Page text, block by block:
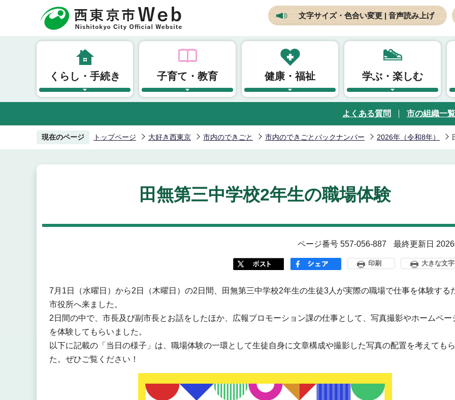
頭
文字サイズ・色合い変更 | 音声読み上げ
くらし・手続き 子育て・教育 健康・福祉 学ぶ・楽しむ
よくある質問 市の組織一覧
現在のページ トップページ 大好き西東京 市内のできごと 市内のできごとバックナンバー 2026年（令和8年）
田無第三中学校2年生の職場体験
ページ番号 557-056-887 最終更新日
印刷 大きな文
7月1日（水曜日）から2日（木曜日）の2日間、田無第三中学校2年生の生徒3人が実際の職場で仕事を体験する
市役所へ来ました。
2日間の中で、市長及び副市長とお話をしたほか、広報プロモーション課の仕事として、写真撮影やホームペー
を体験してもらいました。
以下に記載の「当日の様子」は、職場体験の一環として生徒自身に文章構成や撮影した写真の配置を考えても
た。ぜひご覧ください！